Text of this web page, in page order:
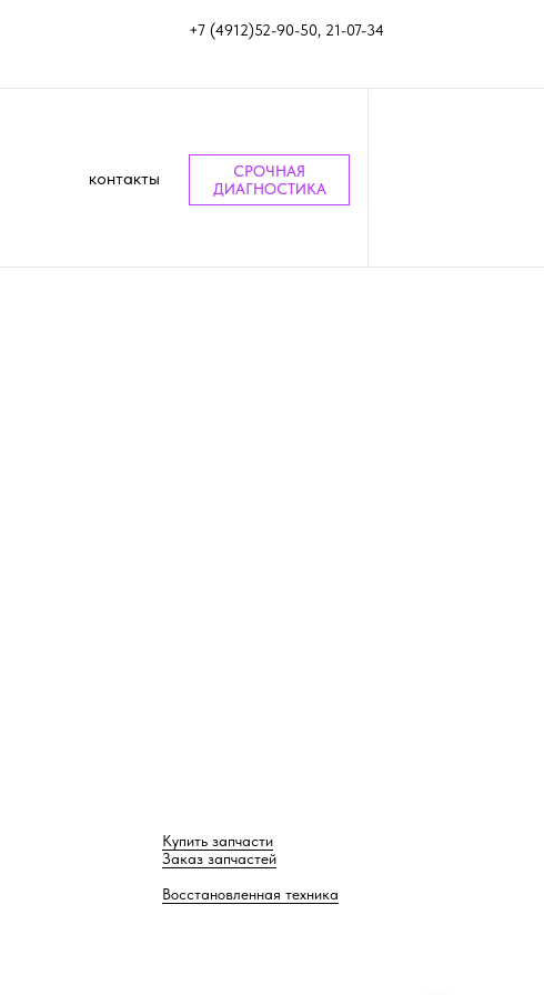
+7 (4912)52-90-50, 21-07-34
контакты
СРОЧНАЯ
ДИАГНОСТИКА
Купить запчасти
Заказ запчастей
Восстановленная техника